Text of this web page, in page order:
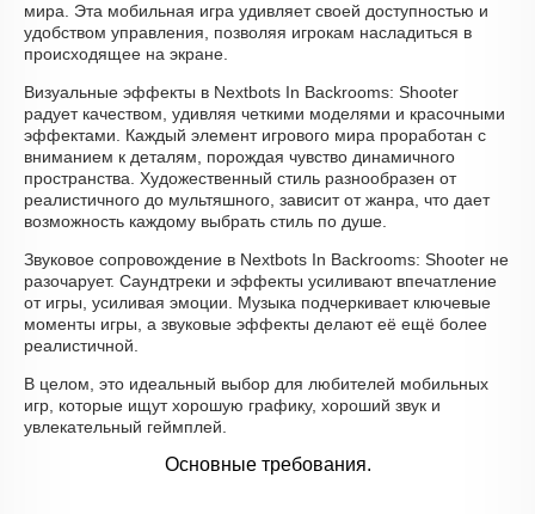
мира. Эта мобильная игра удивляет своей доступностью и
удобством управления, позволяя игрокам насладиться в
происходящее на экране.
Визуальные эффекты в Nextbots In Backrooms: Shooter
радует качеством, удивляя четкими моделями и красочными
эффектами. Каждый элемент игрового мира проработан с
вниманием к деталям, порождая чувство динамичного
пространства. Художественный стиль разнообразен от
реалистичного до мультяшного, зависит от жанра, что дает
возможность каждому выбрать стиль по душе.
Звуковое сопровождение в Nextbots In Backrooms: Shooter не
разочарует. Саундтреки и эффекты усиливают впечатление
от игры, усиливая эмоции. Музыка подчеркивает ключевые
моменты игры, а звуковые эффекты делают её ещё более
реалистичной.
В целом, это идеальный выбор для любителей мобильных
игр, которые ищут хорошую графику, хороший звук и
увлекательный геймплей.
Основные требования.